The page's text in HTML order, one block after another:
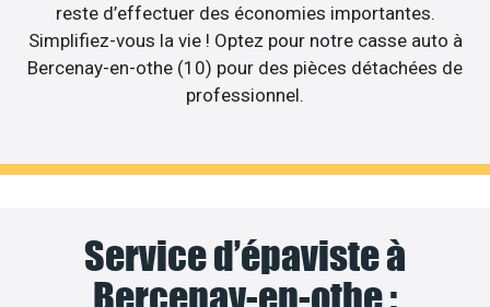
reste d’effectuer des économies importantes.
Simplifiez-vous la vie ! Optez pour notre casse auto à
Bercenay-en-othe (10) pour des pièces détachées de
professionnel.
Service d’épaviste à